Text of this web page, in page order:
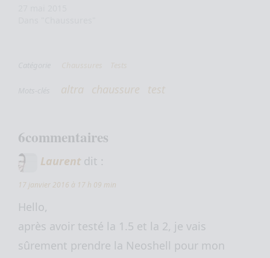
Chaussures Tests
altra chaussure test
6commentaires
Laurent dit :
17 janvier 2016 à 17 h 09 min
Hello,
après avoir testé la 1.5 et la 2, je vais
sûrement prendre la Neoshell pour mon